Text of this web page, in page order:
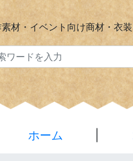
素材・イベント向け商材・衣
ホーム